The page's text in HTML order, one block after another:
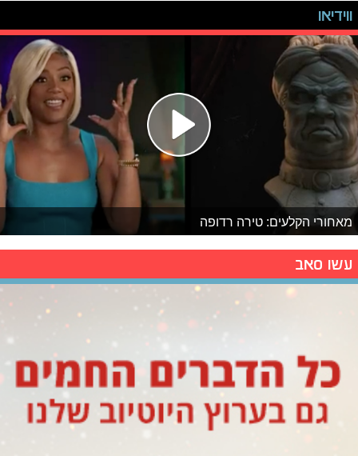
ווידיאו
מאחורי הקלעים: טירה רדופה
עשו סאב